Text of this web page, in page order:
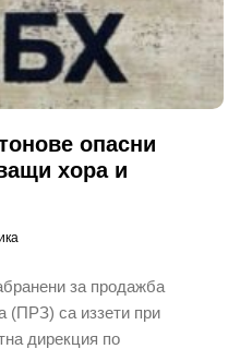
опасни
хора и
за продажба
(ПРЗ) са иззети при
дирекция по